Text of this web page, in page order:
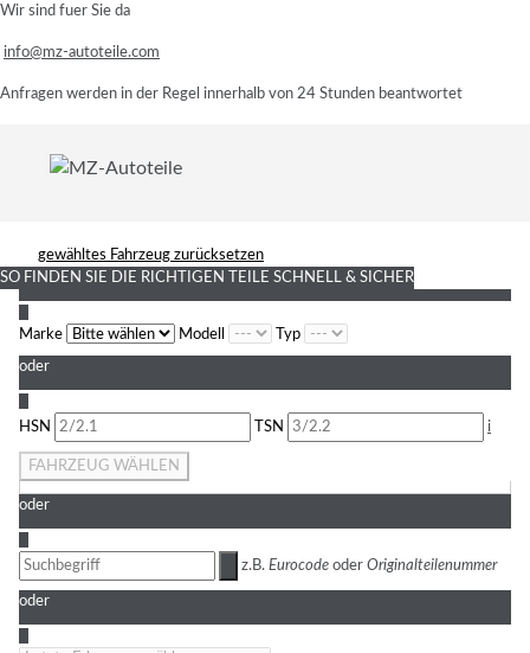
Wir sind fuer Sie da
info@mz-autoteile.com
Anfragen werden in der Regel innerhalb von 24 Stunden beantwortet
gewähltes Fahrzeug zurücksetzen
SO FINDEN SIE DIE RICHTIGEN TEILE SCHNELL & SICHER
Marke
Modell Typ
oder
HSN
TSN i
FAHRZEUG WÄHLEN
oder
z.B. Eurocode oder Originalteilenummer
oder